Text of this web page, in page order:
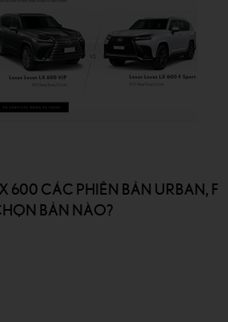
600 CÁC PHIÊN BẢN URBAN, F
BẢN NÀO?